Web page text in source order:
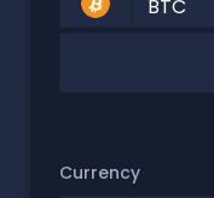
Currency